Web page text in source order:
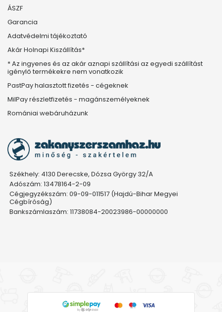
ÁSZF
Garancia
Adatvédelmi tájékoztató
Akár Holnapi Kiszállítás*
* Az ingyenes és az akár aznapi szállítási az egyedi szállítást
igénylő termékekre nem vonatkozik
PastPay halasztott fizetés - cégeknek
MilPay részletfizetés - magánszemélyeknek
Romániai webáruházunk
Székhely: 4130 Derecske, Dózsa György 32/A
Adószám: 13478164-2-09
Cégjegyzékszám: 09-09-011517 (Hajdú-Bihar Megyei
Cégbíróság)
Bankszámlaszám: 11738084-20023986-00000000